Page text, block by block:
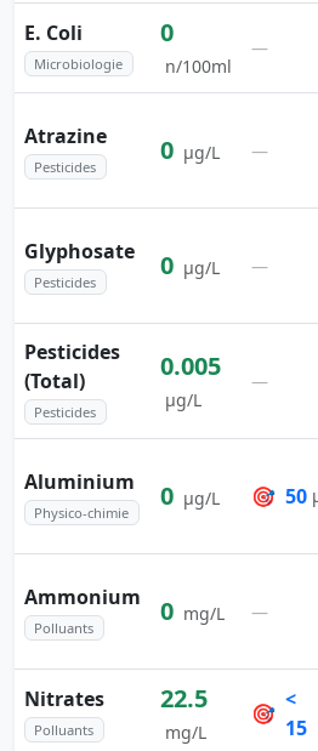
E. Coli
Microbiologie
0
n/100ml
—
Atrazine
Pesticides
0 µg/L —
Glyphosate
Pesticides
0 µg/L —
Pesticides
(Total)
Pesticides
0.005
µg/L
—
Aluminium
Physico-chimie
0 µg/L 🎯 50
Ammonium
Polluants
0 mg/L —
Nitrates
Polluants
22.5
mg/L
🎯
<
15